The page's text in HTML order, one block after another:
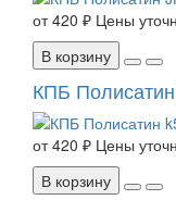
от 420 ₽ Цены
В корзину
КПБ
от 420 ₽ Цены
В корзину